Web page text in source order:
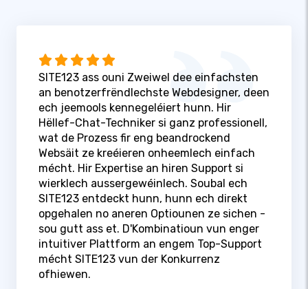
SITE123 ass ouni Zweiwel dee einfachsten
an benotzerfrëndlechste Webdesigner, deen
ech jeemools kennegeléiert hunn. Hir
Hëllef-Chat-Techniker si ganz professionell,
wat de Prozess fir eng beandrockend
Websäit ze kreéieren onheemlech einfach
mécht. Hir Expertise an hiren Support si
wierklech aussergewéinlech. Soubal ech
SITE123 entdeckt hunn, hunn ech direkt
opgehalen no aneren Optiounen ze sichen -
sou gutt ass et. D'Kombinatioun vun enger
intuitiver Plattform an engem Top-Support
mécht SITE123 vun der Konkurrenz
ofhiewen.